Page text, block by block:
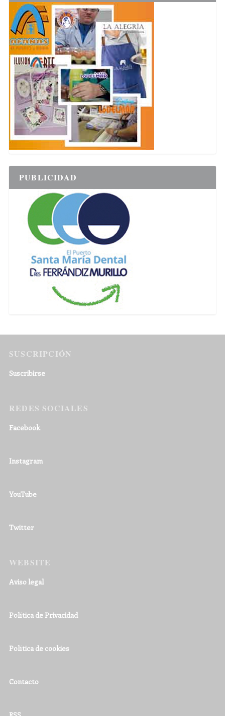
PUBLICIDAD
SUSCRIPCIÓN
Suscribirse
REDES SOCIALES
Facebook
Instagram
YouTube
Twitter
WEBSITE
Aviso legal
Política de Privacidad
Política de cookies
Contacto